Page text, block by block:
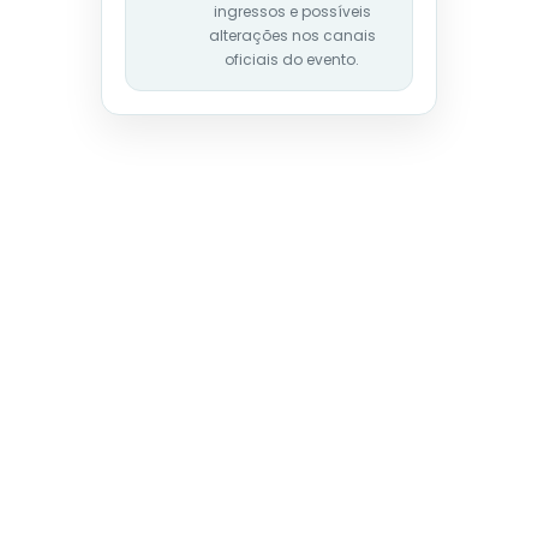
ingressos e possíveis
alterações nos canais
oficiais do evento.